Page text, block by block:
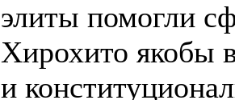
элиты помогли
Хирохито якобы
и